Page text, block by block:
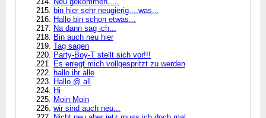
bin hier sehr neugierig....was...
Hallo bin schon etwas...
Na dann sag ich...
Bin auch neu hier
Tag sagen
Party-Boy-T stellt sich vor!!!
Es erregt mich vollgespritzt zu werden
hallo ihr alle
Hallo @ all
Hi
Moin Moin
wir sind auch neu...